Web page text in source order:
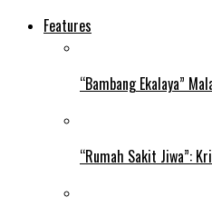
Features
“Bambang Ekalaya”
“Rumah Sakit Jiwa”: